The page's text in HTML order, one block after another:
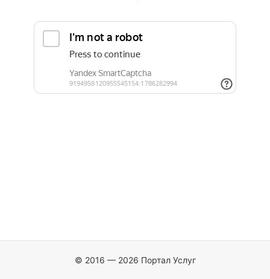
© 2016 — 2026 Портал Услуг